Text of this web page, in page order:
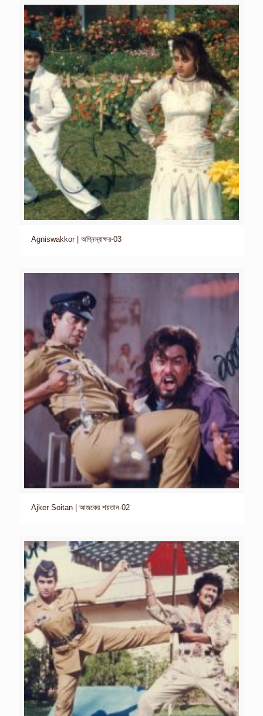
Agniswakkor | অগ্নিস্বাক্ষর-03
Ajker Soitan | আজকের শয়তান-02